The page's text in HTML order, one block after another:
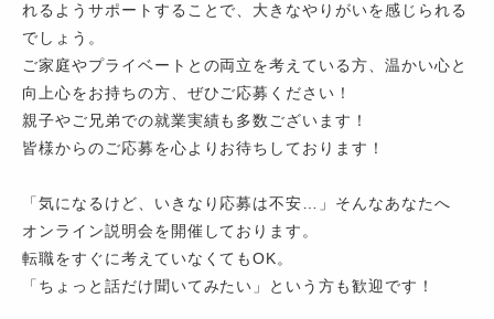
れるようサポートすることで、大きなやりがいを感じられる
でしょう。
ご家庭やプライベートとの両立を考えている方、温かい心と
向上心をお持ちの方、ぜひご応募ください！
親子やご兄弟での就業実績も多数ございます！
皆様からのご応募を心よりお待ちしております！
「気になるけど、いきなり応募は不安…」そんなあなたへ
オンライン説明会を開催しております。
転職をすぐに考えていなくてもOK。
「ちょっと話だけ聞いてみたい」という方も歓迎です！